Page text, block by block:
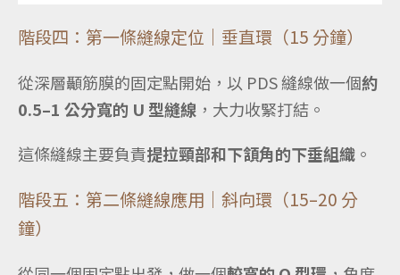
階段四：第一條縫線定位｜垂直環（15 分鐘）
從深層顳筋膜的固定點開始，以 PDS 縫線做一個約
0.5–1 公分寬的 U 型縫線 ，大力收緊打結。
這條縫線主要負責提拉頸部和下頷角的下垂組織 。
階段五：第二條縫線應用｜斜向環（15–20 分
鐘）